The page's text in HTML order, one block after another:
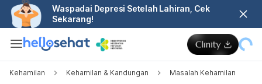
Waspadai Depresi Setelah Lahiran, Cek
Sekarang!
Kehamilan Kehamilan & Kandungan Masalah Kehamilan